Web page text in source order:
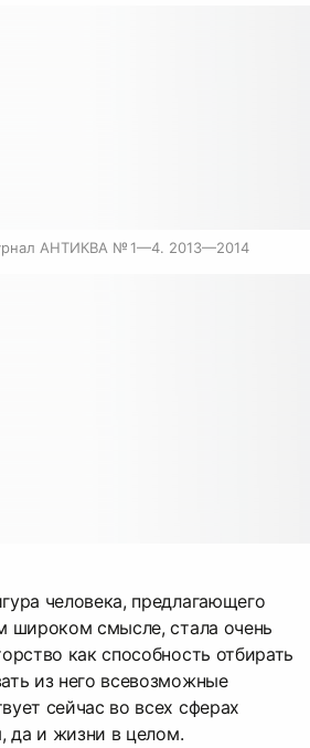
АНТИКВА № 1—4. 2013—2014
человека, предлагающего
широком смысле, стала очень
как способность отбирать
из него всевозможные
сейчас во всех сферах
да и жизни в целом.